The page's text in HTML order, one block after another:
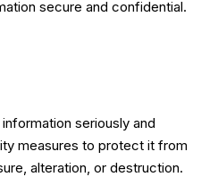
secure and confidential.
seriously and
measures to protect it from
alteration, or destruction.